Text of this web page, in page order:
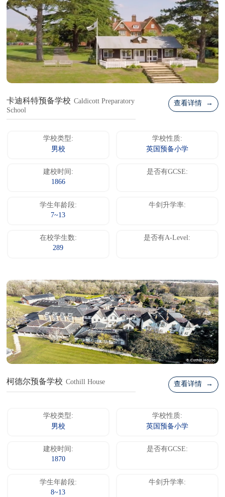
卡迪科特预备学校 Caldicott Preparatory
School
查看详情 →
学校类型:
男校
学校性质:
英国预备小学
建校时间:
1866
是否有GCSE:
学生年龄段:
7~13
牛剑升学率:
在校学生数:
289
是否有A-Level:
柯德尔预备学校 Cothill House 查看详情 →
学校类型:
男校
学校性质:
英国预备小学
建校时间:
1870
是否有GCSE:
学生年龄段:
8~13
牛剑升学率: